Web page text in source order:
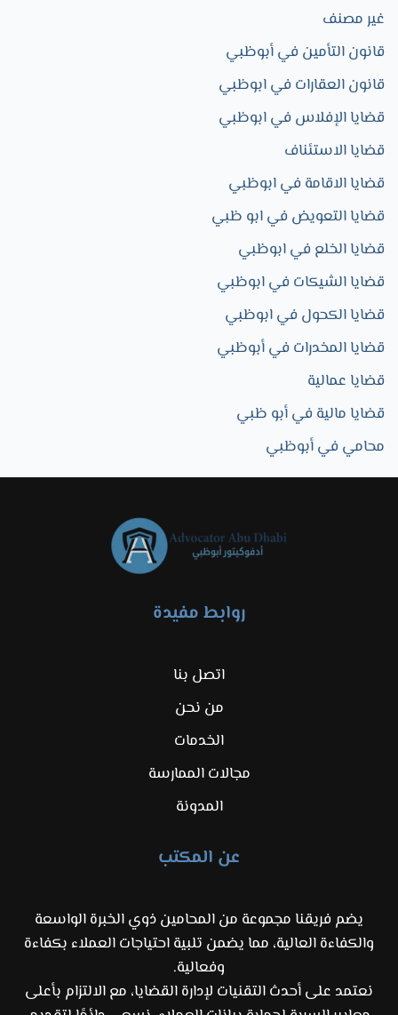
غير مصنف
قانون التأمين في أبوظبي
قانون العقارات في ابوظبي
قضايا الإفلاس في ابوظبي
قضايا الاستئناف
قضايا الاقامة في ابوظبي
قضايا التعويض في ابو ظبي
قضايا الخلع في ابوظبي
قضايا الشيكات في ابوظبي
قضايا الكحول في ابوظبي
قضايا المخدرات في أبوظبي
قضايا عمالية
قضايا مالية في أبو ظبي
محامي في أبوظبي
روابط مفيدة
اتصل بنا
من نحن
الخدمات
مجالات الممارسة
المدونة
عن المكتب
يضم فريقنا مجموعة من المحامين ذوي الخبرة الواسعة
والكفاءة العالية، مما يضمن تلبية احتياجات العملاء بكفاءة
وفعالية.
نعتمد على أحدث التقنيات لإدارة القضايا، مع الالتزام بأعلى